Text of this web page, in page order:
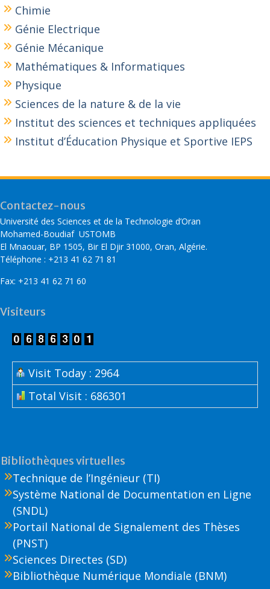
Chimie
Génie Electrique
Génie Mécanique
Mathématiques & Informatiques
Physique
Sciences de la nature & de la vie
Institut des sciences et techniques appliquées
Institut d’Éducation Physique et Sportive IEPS
Contactez-nous
Université des Sciences et de la Technologie d’Oran
Mohamed-Boudiaf USTOMB
El Mnaouar, BP 1505, Bir El Djir 31000, Oran, Algérie.
Téléphone : +213 41 62 71 81
Fax: +213 41 62 71 60
Visiteurs
Visit Today : 2964
Total Visit : 686301
Bibliothèques virtuelles
Technique de l’Ingénieur (TI)
Système National de Documentation en Ligne
(SNDL)
Portail National de Signalement des Thèses
(PNST)
Sciences Directes (SD)
Bibliothèque Numérique Mondiale (BNM)